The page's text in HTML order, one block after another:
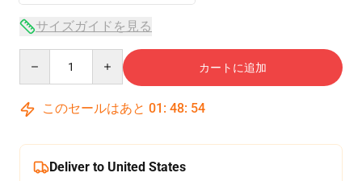
サイズガイドを見る
カートに追加
このセールはあと 01 : 48: 53
Deliver to United States